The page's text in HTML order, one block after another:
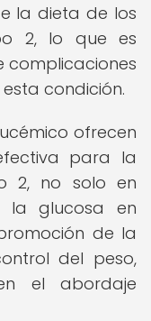
la dieta de los
2, lo que es
complicaciones
condición.
ofrecen
para la
2, no solo en
la glucosa en
de la
del peso,
el abordaje